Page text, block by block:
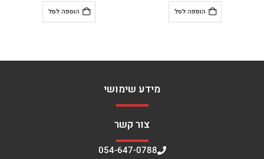
הוספה לסל הוספה לסל
מידע שימושי
צור קשר
054-647-0788